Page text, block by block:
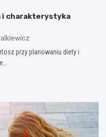
i charakterystyka
przy planowaniu diety i